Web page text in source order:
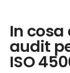
In
audit
ISO